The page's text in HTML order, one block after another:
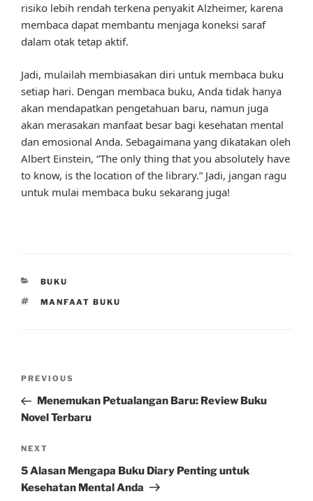
risiko lebih rendah terkena penyakit Alzheimer, karena
membaca dapat membantu menjaga koneksi saraf
dalam otak tetap aktif.
Jadi, mulailah membiasakan diri untuk membaca buku
setiap hari. Dengan membaca buku, Anda tidak hanya
akan mendapatkan pengetahuan baru, namun juga
akan merasakan manfaat besar bagi kesehatan mental
dan emosional Anda. Sebagaimana yang dikatakan oleh
Albert Einstein, “The only thing that you absolutely have
to know, is the location of the library.” Jadi, jangan ragu
untuk mulai membaca buku sekarang juga!
CATEGORIES
BUKU
TAGS
MANFAAT BUKU
Previous
Post
PREVIOUS
Menemukan Petualangan Baru: Review Buku
Novel Terbaru
Next
Post
NEXT
5 Alasan Mengapa Buku Diary Penting untuk
Kesehatan Mental Anda